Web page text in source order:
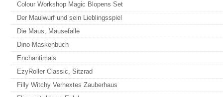
Colour Workshop Magic Blopens Set
Der Maulwurf und sein Lieblingsspiel
Die Maus, Mausefalle
Dino-Maskenbuch
Enchantimals
EzyRoller Classic, Sitzrad
Filly Witchy Verhextes Zauberhaus